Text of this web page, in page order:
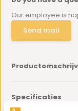
Our employee is
Send mail
Specificaties